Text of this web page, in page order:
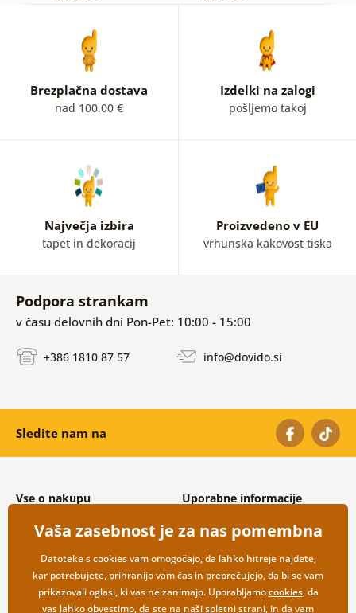
Brezplačna dostava
nad 100.00 €
Izdelki na zalogi
pošljemo takoj
Največja izbira
tapet in dekoracij
Proizvedeno v EU
vrhunska kakovost tiska
Podpora strankam
v času delovnih dni Pon-Pet: 10:00 - 15:00
+386 1810 87 57 info@dovido.si
Sledite nam na
Vse o nakupu
Splošni in reklamacijski pogoji
Varovanje osebnih podatkov
Možnosti dostave in plačila
Vračilo blaga
Uporabne informacije
Pogosto zastavljena vprašanja
Kontakti
Veleprodaja
Vaša zasebnost je za nas pomembna
Datoteke s cookies vam omogočajo, da lahko hitreje najdete,
kar potrebujete, prihranijo vam čas in preprečujejo, da bi se vam
prikazovali oglasi, ki vas ne zanimajo. Uporabljamocookies, da
vas lahko obvestimo, da ste na naši spletni strani, in da vam